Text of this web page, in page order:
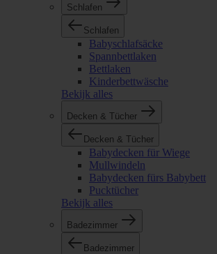
Schlafen
Schlafen
Babyschlafsäcke
Spannbettlaken
Bettlaken
Kinderbettwäsche
Bekijk alles
Decken & Tücher
Decken & Tücher
Babydecken für Wiege
Mullwindeln
Babydecken fürs Babybett
Pucktücher
Bekijk alles
Badezimmer
Badezimmer